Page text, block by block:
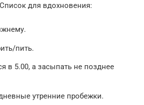
для вдохновения:
пить.
в 5.00, а засыпать не позднее
утренние пробежки.